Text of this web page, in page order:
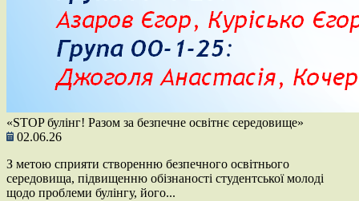
«STOP булінг! Разом за безпечне освітнє середовище»
02.06.26
З метою сприяти створенню безпечного освітнього
середовища, підвищенню обізнаності студентської молоді
щодо проблеми булінгу, його...